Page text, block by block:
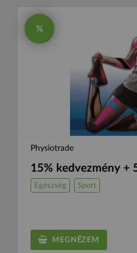
%
Physiotrade
15% kedvezmény +
Egészség Sport
MEGNÉZEM